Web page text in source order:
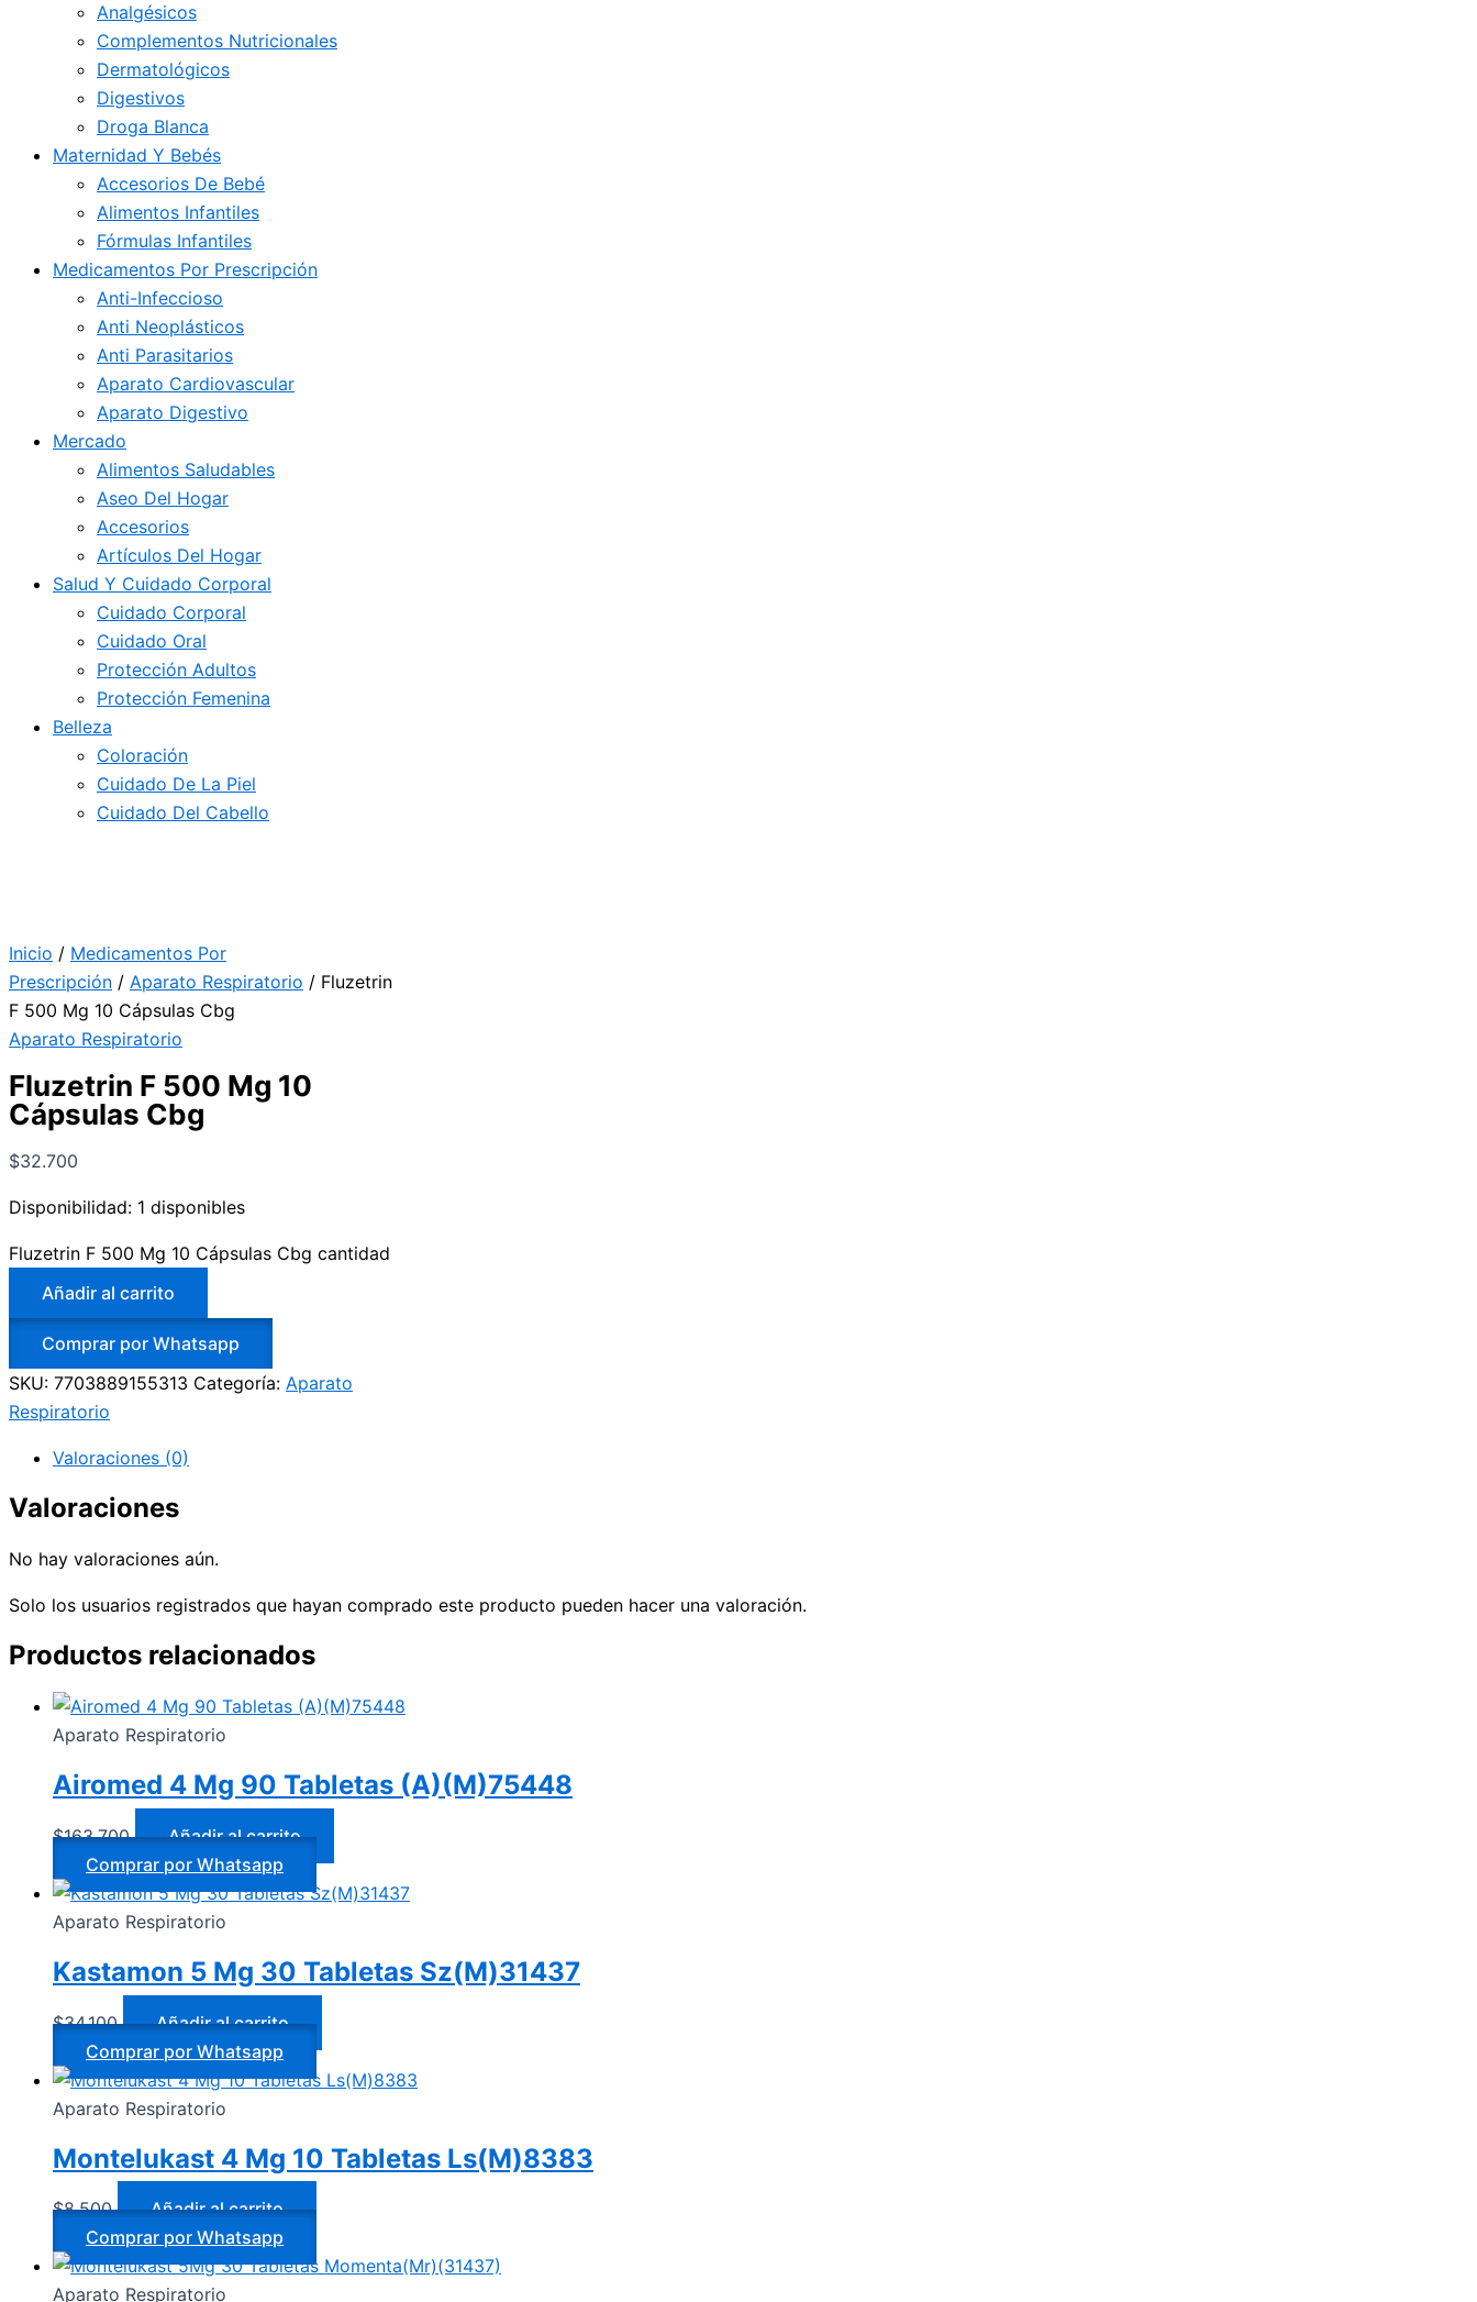
Analgésicos
Complementos Nutricionales
Dermatológicos
Digestivos
Droga Blanca
Maternidad Y Bebés
Accesorios De Bebé
Alimentos Infantiles
Fórmulas Infantiles
Medicamentos Por Prescripción
Anti-Infeccioso
Anti Neoplásticos
Anti Parasitarios
Aparato Cardiovascular
Aparato Digestivo
Mercado
Alimentos Saludables
Aseo Del Hogar
Accesorios
Artículos Del Hogar
Salud Y Cuidado Corporal
Cuidado Corporal
Cuidado Oral
Protección Adultos
Protección Femenina
Belleza
Coloración
Cuidado De La Piel
Cuidado Del Cabello
Inicio / Medicamentos Por
Prescripción / Aparato Respiratorio / Fluzetrin
F 500 Mg 10 Cápsulas Cbg
Aparato Respiratorio
Fluzetrin F 500 Mg 10
Cápsulas Cbg
$32.700
Disponibilidad: 1 disponibles
Fluzetrin F 500 Mg 10 Cápsulas Cbg cantidad
Añadir al carrito
Comprar por Whatsapp
SKU: 7703889155313 Categoría: Aparato
Respiratorio
Valoraciones (0)
Valoraciones
No hay valoraciones aún.
Solo los usuarios registrados que hayan comprado este producto pueden hacer una valoración.
Productos relacionados
Aparato Respiratorio
Airomed 4 Mg 90 Tabletas (A)(M)75448
$163.700
Añadir al carrito
Comprar por Whatsapp
Aparato Respiratorio
Kastamon 5 Mg 30 Tabletas Sz(M)31437
$34.100
Añadir al carrito
Comprar por Whatsapp
Aparato Respiratorio
Montelukast 4 Mg 10 Tabletas Ls(M)8383
$8.500
Añadir al carrito
Comprar por Whatsapp
Aparato Respiratorio